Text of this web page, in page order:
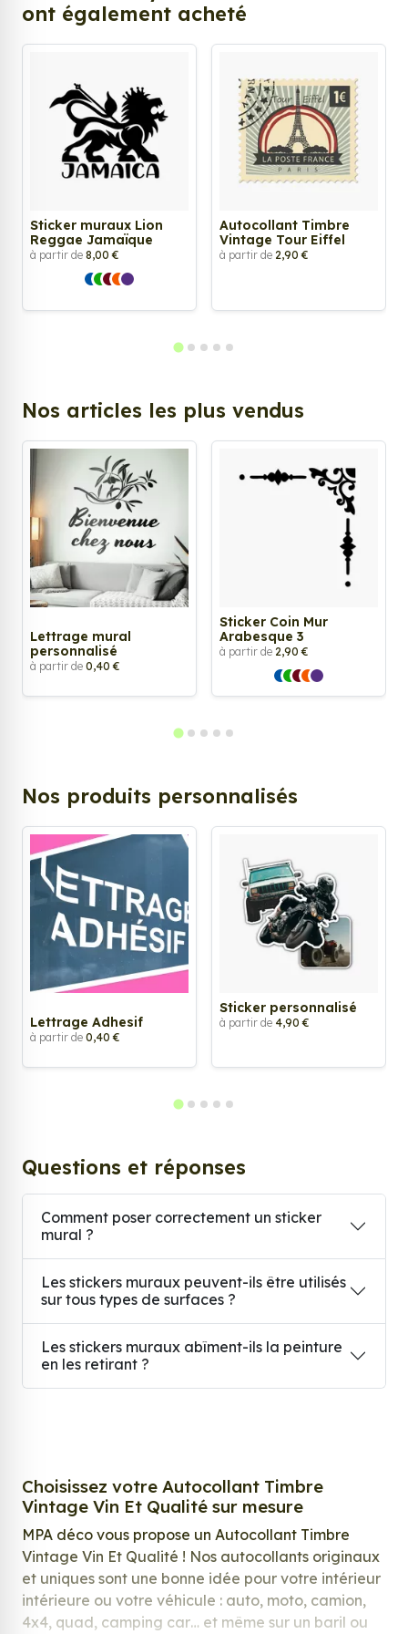
ont également acheté
Sticker muraux Lion
Reggae Jamaïque
à partir de 8,00 €
Autocollant Timbre
Vintage Tour Eiffel
à partir de 2,90 €
Nos articles les plus vendus
Lettrage mural
personnalisé
à partir de 0,40 €
Sticker Coin Mur
Arabesque 3
à partir de 2,90 €
Nos produits personnalisés
Lettrage Adhesif
à partir de 0,40 €
Sticker personnalisé
à partir de 4,90 €
Questions et réponses
Comment poser correctement un sticker
mural ?
Les stickers muraux peuvent-ils être utilisés
sur tous types de surfaces ?
Les stickers muraux abîment-ils la peinture
en les retirant ?
Choisissez votre Autocollant Timbre
Vintage Vin Et Qualité sur mesure
MPA déco vous propose un Autocollant Timbre
Vintage Vin Et Qualité ! Nos autocollants originaux
et uniques sont une bonne idée pour votre intérieur
intérieure ou votre véhicule : auto, moto, camion,
4x4, quad, camping car… et même sur un baril ou